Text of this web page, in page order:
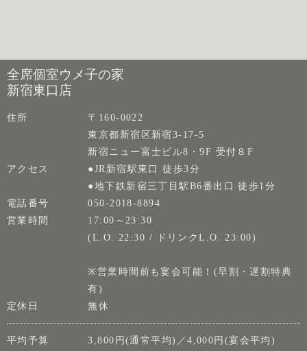
全席個室ウメ子の家
新宿東口店
住所
〒160-0022
東京都新宿区新宿3-17-5
新宿ニュー富士ビル8・9F 受付８F
アクセス
●JR新宿駅東口 徒歩3分
●地下鉄新宿三丁目駅B6番出口 徒歩1分
電話番号
050-2018-8894
営業時間
17:00～23:30
(L.O. 22:30 / ドリンクL.O. 23:00)
※営業時間前も宴会可能！(早割・遅割特典
有)
定休日
無休
平均予算
3,800円(通常平均)／4,000円(宴会平均)